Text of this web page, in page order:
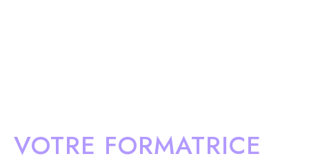
VOTRE FORMATRICE